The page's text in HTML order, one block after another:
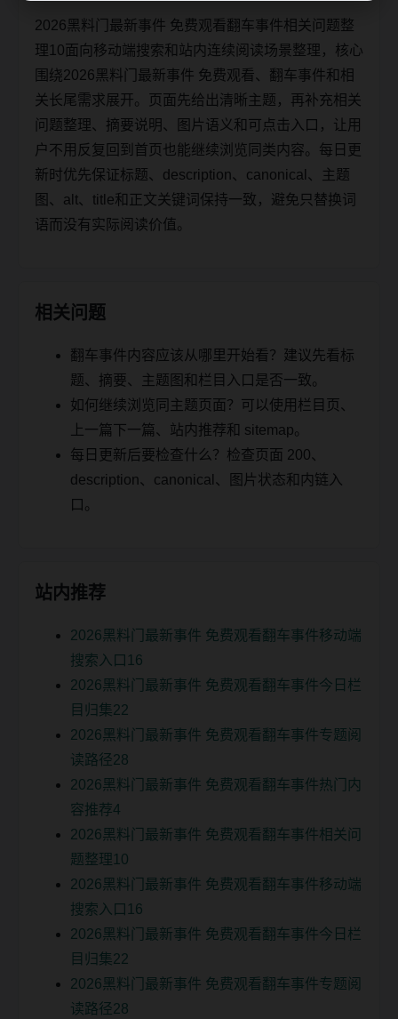
2026黑料门最新事件 免费观看翻车事件相关问题整
理10面向移动端搜索和站内连续阅读场景整理，核心
围绕2026黑料门最新事件 免费观看、翻车事件和相
关长尾需求展开。页面先给出清晰主题，再补充相关
问题整理、摘要说明、图片语义和可点击入口，让用
户不用反复回到首页也能继续浏览同类内容。每日更
新时优先保证标题、description、canonical、主题
图、alt、title和正文关键词保持一致，避免只替换词
语而没有实际阅读价值。
相关问题
翻车事件内容应该从哪里开始看？建议先看标
题、摘要、主题图和栏目入口是否一致。
如何继续浏览同主题页面？可以使用栏目页、
上一篇下一篇、站内推荐和 sitemap。
每日更新后要检查什么？检查页面 200、
description、canonical、图片状态和内链入
口。
站内推荐
2026黑料门最新事件 免费观看翻车事件移动端
搜索入口16
2026黑料门最新事件 免费观看翻车事件今日栏
目归集22
2026黑料门最新事件 免费观看翻车事件专题阅
读路径28
2026黑料门最新事件 免费观看翻车事件热门内
容推荐4
2026黑料门最新事件 免费观看翻车事件相关问
题整理10
2026黑料门最新事件 免费观看翻车事件移动端
搜索入口16
2026黑料门最新事件 免费观看翻车事件今日栏
目归集22
2026黑料门最新事件 免费观看翻车事件专题阅
读路径28